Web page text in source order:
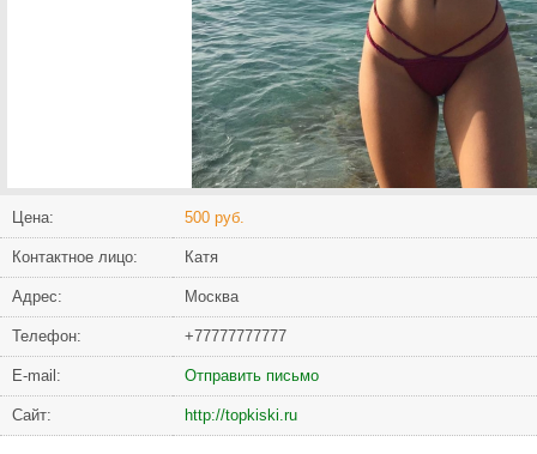
Цена: 500 руб.
Контактное лицо: Катя
Адрес: Москва
Телефон: +77777777777
Е-mail: Отправить письмо
Сайт: http://topkiski.ru